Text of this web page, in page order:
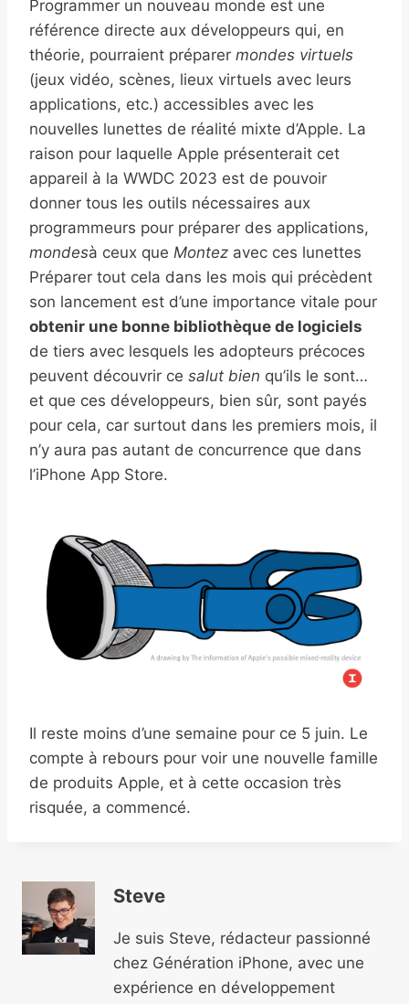
Programmer un nouveau monde est une
référence directe aux développeurs qui, en
théorie, pourraient préparer mondes virtuels
(jeux vidéo, scènes, lieux virtuels avec leurs
applications, etc.) accessibles avec les
nouvelles lunettes de réalité mixte d’Apple. La
raison pour laquelle Apple présenterait cet
appareil à la WWDC 2023 est de pouvoir
donner tous les outils nécessaires aux
programmeurs pour préparer des applications,
mondesà ceux que Montez avec ces lunettes
Préparer tout cela dans les mois qui précèdent
son lancement est d’une importance vitale pour
obtenir une bonne bibliothèque de logiciels
de tiers avec lesquels les adopteurs précoces
peuvent découvrir ce salut bien qu’ils le sont…
et que ces développeurs, bien sûr, sont payés
pour cela, car surtout dans les premiers mois, il
n’y aura pas autant de concurrence que dans
l’iPhone App Store.
Il reste moins d’une semaine pour ce 5 juin. Le
compte à rebours pour voir une nouvelle famille
de produits Apple, et à cette occasion très
risquée, a commencé.
Steve
Je suis Steve, rédacteur passionné
chez Génération iPhone, avec une
expérience en développement